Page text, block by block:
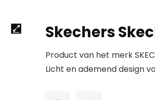
Skechers
Product van het merk
Licht en ademend design